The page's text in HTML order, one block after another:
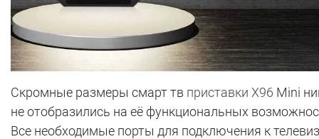
Скромные размеры смарт тв приставки X96 Mini
не отобразились на её функциональных
Все необходимые порты для подключения к